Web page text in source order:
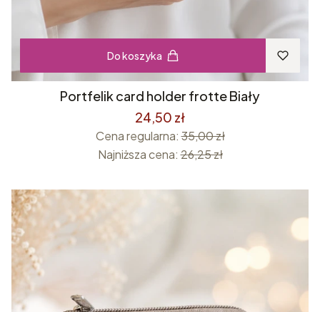
Do koszyka
Portfelik card holder frotte Biały
24,50 zł
Cena regularna: 35,00 zł
Najniższa cena: 26,25 zł